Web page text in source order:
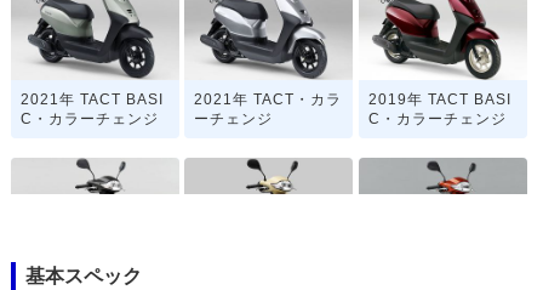
2021年 TACT BASI
C・カラーチェンジ
2021年 TACT・カラ
ーチェンジ
2019年 TACT BASI
C・カラーチェンジ
基本スペック